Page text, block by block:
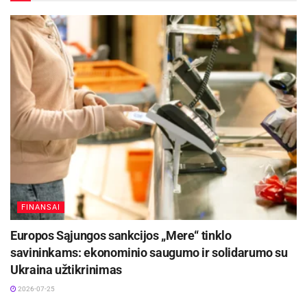
kelios institucijos, kurios pagal savo
kompetencijas pasidalins atsakomybėmis.
„Sodros“ pagrindinė funkcija šiame procese bus
susijusi su duomenų surinkimu, rodiklių
apskaičiavimu ir jų pateikimu.
Kokias funkcijas vykdys „Sodra“
naujienos
Kaune – nemokamos vasaros stovyklos vaikams
2026-08-07
Skelbiami nauji finansavimo kvietimai
elektromobilių įsigijimui šalyje skatinti
FINANSAI
Europos Sąjungos sankcijos „Mere“ tinklo
savininkams: ekonominio saugumo ir solidarumo su
Ukraina užtikrinimas
2026-07-25